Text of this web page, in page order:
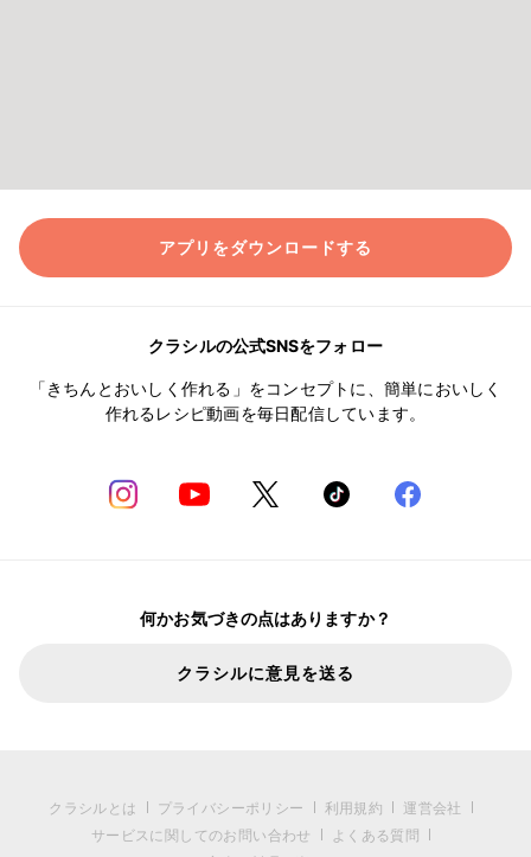
アプリをダウンロードする
クラシルの公式SNSをフォロー
「きちんとおいしく作れる」をコンセプトに、簡単においしく
作れるレシピ動画を毎日配信しています。
何かお気づきの点はありますか？
クラシルに意見を送る
クラシルとは プライバシーポリシー 利用規約
運営会社
サービスに関してのお問い合わせ
よくある質問